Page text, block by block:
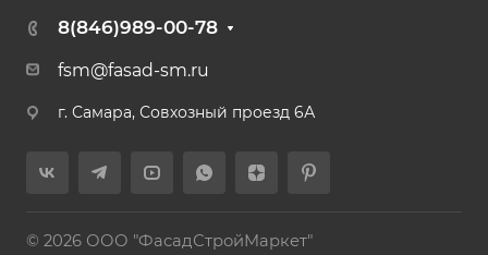
8(846)989-00-78
fsm@fasad-sm.ru
г. Самара, Совхозный проезд 6А
© 2026 ООО "ФасадСтройМаркет"